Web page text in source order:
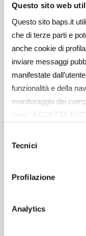
Questo sito web
Questo sito baps.it
che di terze parti e
anche cookie di
inviare messaggi
manifestate
funzionalità e della
monitoraggio dei
tasto “ACCETTA
analitici. Il consenso
qualsiasi momento.
preferenze può
ogni momento,
linkhttps://baps.it/
delTecnici
Profilazione
Analytics
anche
Il CdA
al 30